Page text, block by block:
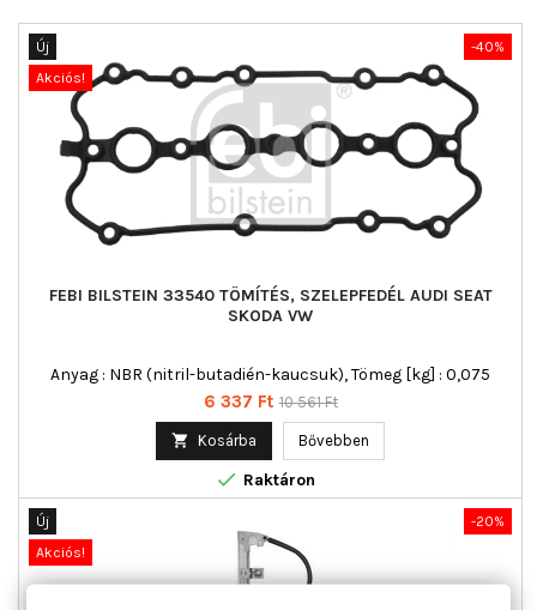
-40%
Új
Akciós!
FEBI BILSTEIN 33540 TÖMÍTÉS, SZELEPFEDÉL AUDI SEAT
SKODA VW
Anyag : NBR (nitril-butadién-kaucsuk), Tömeg [kg] : 0,075
Ár
6 337 Ft Normál
10 561 Ft
 Kosárba Bővebben
 Raktáron
-20%
Új
Akciós!